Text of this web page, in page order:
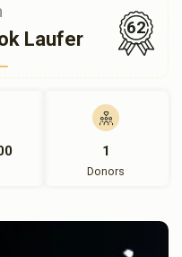
Laufer
62
1
Donors